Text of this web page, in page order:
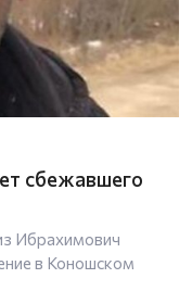
сбежавшего
Ибрахимович
в Коношском